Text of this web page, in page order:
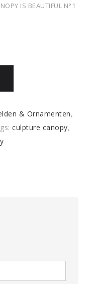
IS BEAUTIFUL N°1
& Ornamenten,
culpture canopy,